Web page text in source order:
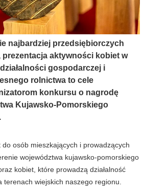
najbardziej przedsiębiorczych
prezentacja aktywności kobiet w
gospodarczej i
rolnictwa to cele
konkursu o nagrodę
Kujawsko-Pomorskiego
osób mieszkających i prowadzących
województwa kujawsko-pomorskiego
kobiet, które prowadzą działalność
terenach wiejskich naszego regionu.